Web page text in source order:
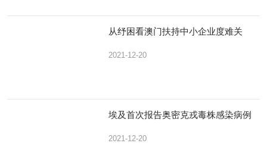
从纾困看澳门扶持中小企业度难关
2021-12-20
埃及首次报告奥密克戎毒株感染病例
2021-12-20